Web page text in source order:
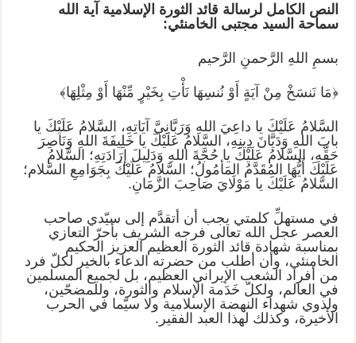
النص الكامل لرسالة قائد الثورة الإسلامية آية الله
سماحة السيد مجتبى الخامنئي:
بسمِ اللهِ الرَّحمنِ الرَّحيم
﴿مَا نَنسَخْ مِنْ آيَةٍ أَوْ نُنسِهَا نَأْتِ بِخَيْرٍ مِّنْهَا أَوْ مِثْلِهَا﴾
السَّلامُ عَلَيْكَ يا داعِيَ اللهِ وَرَبَّانِيَّ آيَاتِهِ، السَّلامُ عَلَيْكَ يا
بابَ اللهِ وَدَيَّانَ دِينِهِ، السَّلامُ عَلَيْكَ يا خَلِيفَةَ اللهِ وَنَاصِرَ
حَقِّهِ، السَّلامُ عَلَيْكَ يا حُجَّةَ اللهِ وَدَلِيلَ إِرَادَتِهِ؛ السَّلامُ
عَلَيْكَ أَيُّهَا المُقَدَّمُ المَأمُولُ؛ السَّلامُ عَلَيْكَ بِجَوَامِعِ السَّلام؛
السَّلامُ عَلَيْكَ يا مَوْلَايَ صَاحِبَ الزَّمَانِ.
في مستهلِّ كلمتي يجب أن أتقدَّم إلى سيّدي صاحب
العصر عجل الله تعالى فرجه الشريف بأحرّ التعازي
بمناسبة شهادة قائد الثورة العظيم العزيز الحكيم
الخامنئي، وأن أطلب من حضرته الدعاء بالخير لكلّ فرد
من أفراد الشعب الإيراني العظيم، بل لجميع المسلمين
في العالم، ولكلّ خَدَمة الإسلام والثورة، وللمضحّين،
ولذوي شهداء النهضة الإسلامية ولا سيّما في الحرب
الأخيرة، وكذلك لهذا العبد الفقير.